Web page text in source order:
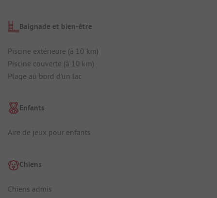
Baignade et bien-être
Piscine extérieure (à 10 km)
Piscine couverte (à 10 km)
Plage au bord d'un lac
Enfants
Aire de jeux pour enfants
Chiens
Chiens admis